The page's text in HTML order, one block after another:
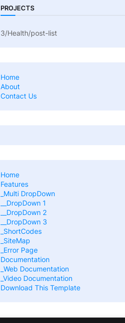
PROJECTS
3/Health/post-list
Home
About
Contact Us
Home
Features
_Multi DropDown
__DropDown 1
__DropDown 2
__DropDown 3
_ShortCodes
_SiteMap
_Error Page
Documentation
_Web Documentation
_Video Documentation
Download This Template